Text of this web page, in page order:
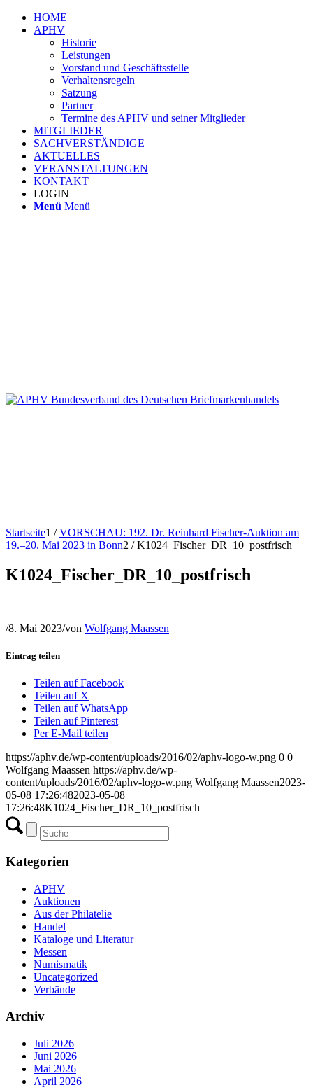
HOME
APHV
Historie
Leistungen
Vorstand und Geschäftsstelle
Verhaltensregeln
Satzung
Partner
Termine des APHV und seiner Mitglieder
MITGLIEDER
SACHVERSTÄNDIGE
AKTUELLES
VERANSTALTUNGEN
KONTAKT
LOGIN
Menü Menü
Startseite1 / VORSCHAU: 192. Dr. Reinhard Fischer-Auktion am
19.–20. Mai 2023 in Bonn2 / K1024_Fischer_DR_10_postfrisch
K1024_Fischer_DR_10_postfrisch
/8. Mai 2023/von Wolfgang Maassen
Eintrag teilen
Teilen auf Facebook
Teilen auf X
Teilen auf WhatsApp
Teilen auf Pinterest
Per E-Mail teilen
https://aphv.de/wp-content/uploads/2016/02/aphv-logo-w.png 0 0
Wolfgang Maassen https://aphv.de/wp-
content/uploads/2016/02/aphv-logo-w.png Wolfgang Maassen2023-
05-08 17:26:482023-05-08
17:26:48K1024_Fischer_DR_10_postfrisch
Kategorien
APHV
Auktionen
Aus der Philatelie
Handel
Kataloge und Literatur
Messen
Numismatik
Uncategorized
Verbände
Archiv
Juli 2026
Juni 2026
Mai 2026
April 2026